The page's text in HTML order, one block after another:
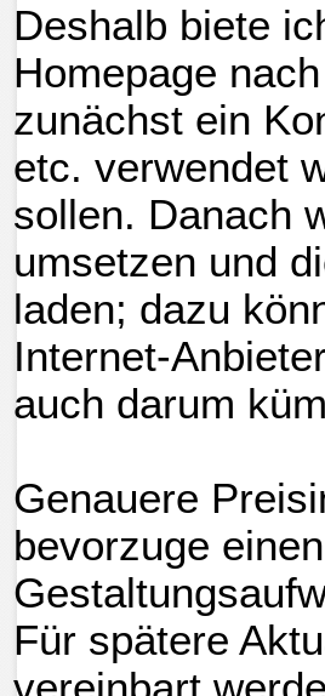
Deshalb biete
Homepage
zunächst ein
etc. verwendet
sollen. Danach
umsetzen und
laden; dazu
Internet-
auch darum
Genauere
bevorzuge
Für spätere